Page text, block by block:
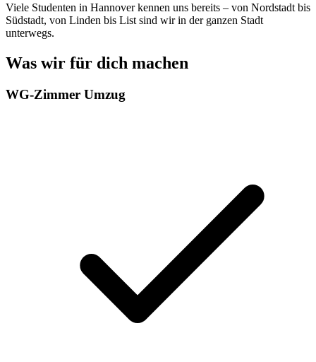
Viele Studenten in Hannover kennen uns bereits – von Nordstadt bis
Südstadt, von Linden bis List sind wir in der ganzen Stadt
unterwegs.
Was wir für dich machen
WG-Zimmer Umzug